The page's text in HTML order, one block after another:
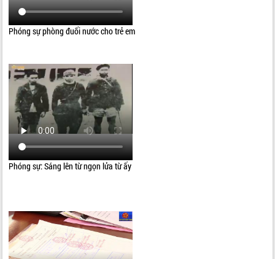
Phóng sự phòng đuối nước cho trẻ em
Phóng sự: Sáng lên từ ngọn lửa từ ấy